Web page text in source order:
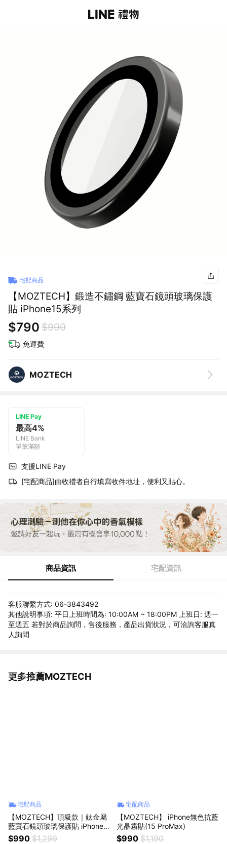
宅配商品
【MOZTECH】鍛造不鏽鋼 藍寶石鏡頭玻璃保護
貼 iPhone15系列
$790 $990
免運費
MOZTECH
LINE Pay
最高4%
LINE Bank
單筆滿額
支援LINE Pay
[宅配商品]由收禮者自行填寫收件地址，便利又貼心。
商品資訊 宅配資訊
客服聯繫方式: 06-3843492
其他說明事項: 平日上班時間為: 10:00AM ~ 18:00PM 上班日: 週一
至週五 若對於商品詢問，售後服務，產品出貨狀況，可洽詢客服真
人詢問
更多推薦MOZTECH
看更多
宅配商品
【MOZTECH】頂級款｜鈦金屬
藍寶石鏡頭玻璃保護貼 iPhone1
5系列
$990 $1,299
宅配商品
【MOZTECH】 iPhone無色抗藍
光晶霧貼(15 ProMax)
$990 $1,190